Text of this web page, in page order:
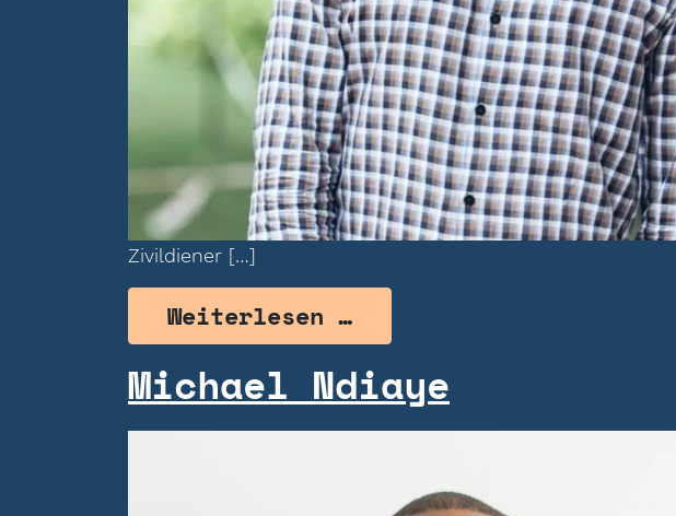
Zivildiener […]
Weiterlesen …from Alexander Pantschik
Michael Ndiaye